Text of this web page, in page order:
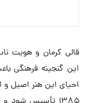
قالی کرمان و هویت
این گنجینه فرهنگی
احیای این هنر اصیل